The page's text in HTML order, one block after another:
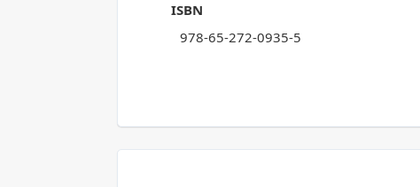
ISBN
978-65-272-0935-5